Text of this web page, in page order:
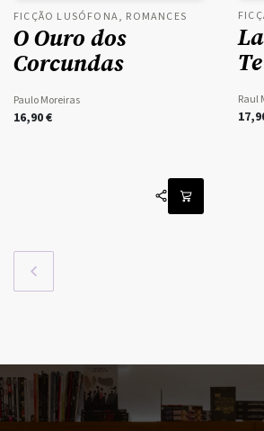
FICÇÃO LUSÓFONA, ROMANCES
O Ouro dos
Corcundas
Paulo Moreiras
16,90€
Raul